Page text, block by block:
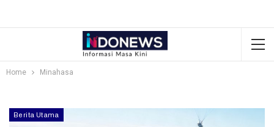
Home Minahasa
Berita Utama